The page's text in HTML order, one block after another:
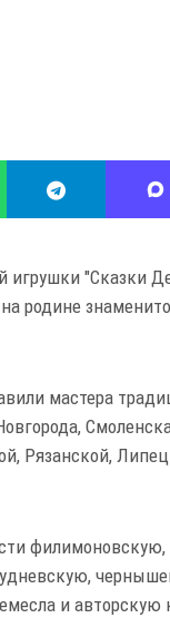
игрушки "Сказки
родине
мастера
Рязанской,
и авторскую